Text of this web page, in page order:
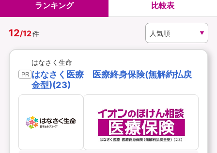
イオングループ従業員さま向け
イオンカード会員さま専用保険
ランキング 比較表
12/12件
PR
はなさく生命
はなさく医療 医療終身保険(無解約払戻
金型)(23)